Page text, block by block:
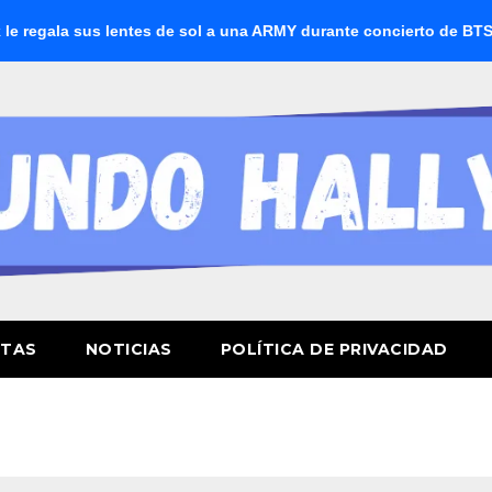
sus lentes de sol a una ARMY durante concierto de BTS
NOTICIAS POLÍTICA DE PRIVACIDAD